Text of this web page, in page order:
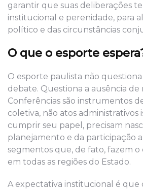
garantir que suas deliberações
institucional e perenidade, para
político e das circunstâncias
O que o esporte
O esporte paulista não questiona
debate. Questiona a ausência de
Conferências são instrumentos
coletiva, não atos administrativos
cumprir seu papel, precisam
planejamento e da participação
segmentos que, de fato, fazem
em todas as regiões do Estado.
A expectativa institucional é que